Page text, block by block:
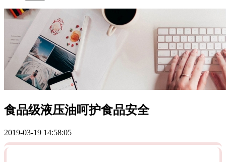
食品级液压油呵护食品安全
2019-03-19 14:58:05